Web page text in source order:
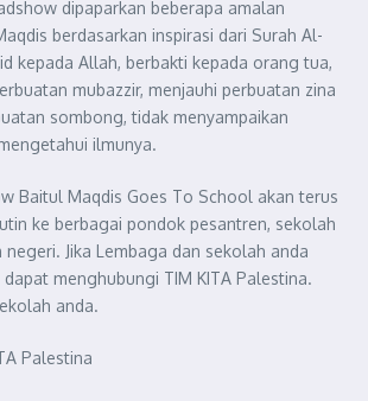
dipaparkan beberapa amalan
berdasarkan inspirasi dari Surah Al-
kepada Allah, berbakti kepada orang tua,
mubazzir, menjauhi perbuatan zina
sombong, tidak menyampaikan
ilmunya.
Baitul Maqdis Goes To School akan terus
ke berbagai pondok pesantren, sekolah
Jika Lembaga dan sekolah anda
menghubungi TIM KITA Palestina.
anda.
Palestina